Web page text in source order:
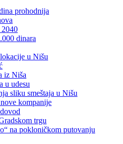
prohodnija
dinara
u Nišu
iz Niša
u udesu
sliku smeštaja u Nišu
kompanije
trgu
na pokloničkom putovanju